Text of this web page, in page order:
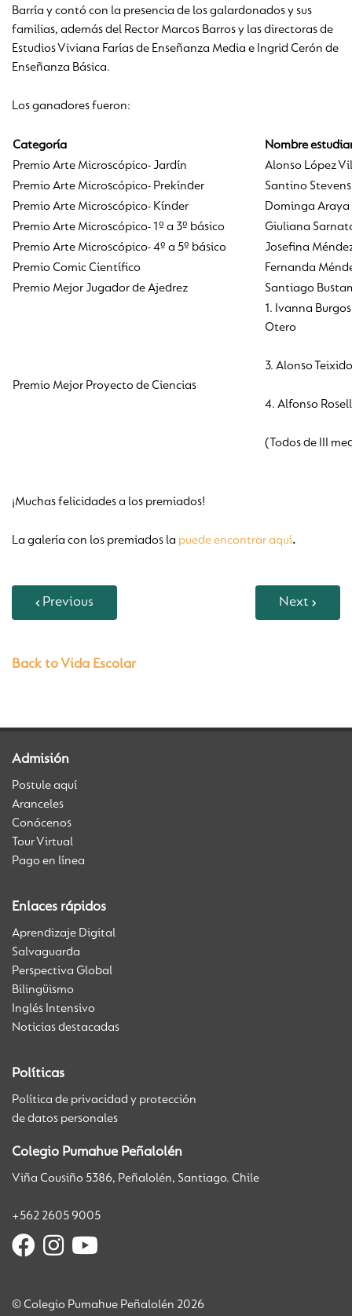
Barría y contó con la presencia de los galardonados y sus
familias, además del Rector Marcos Barros y las directoras de
Estudios Viviana Farías de Enseñanza Media e Ingrid Cerón de
Enseñanza Básica.
Los ganadores fueron:
Categoría
Nombre
Premio Arte Microscópico- Jardín
Alonso López
Premio Arte Microscópico- Prekínder
Santino
Premio Arte Microscópico- Kínder
Dominga Araya
Premio Arte Microscópico- 1º a 3º básico
Giuliana
Premio Arte Microscópico- 4º a 5º básico
Josefina
Premio Comic Científico
Fernanda
Premio Mejor Jugador de Ajedrez
Santiago
Premio Mejor Proyecto de Ciencias
1. Ivanna
Otero
3. Alonso
4. Alfonso
(Todos de III
¡Muchas felicidades a los premiados!
La galería con los premiados la puede encontrar aquí­.
Previous Next
Back to Vida Escolar
Admisión
Postule aquí
Aranceles
Conócenos
Tour Virtual
Pago en línea
Enlaces rápidos
Aprendizaje Digital
Salvaguarda
Perspectiva Global
Bilingüismo
Inglés Intensivo
Noticias destacadas
Políticas
Política de privacidad y protección
de datos personales
Colegio Pumahue Peñalolén
Viña Cousiño 5386, Peñalolén, Santiago. Chile
+562 2605 9005
© Colegio Pumahue Peñalolén 2026